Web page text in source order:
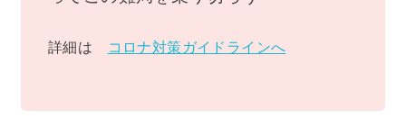
詳細は コロナ対策ガイドラインへ